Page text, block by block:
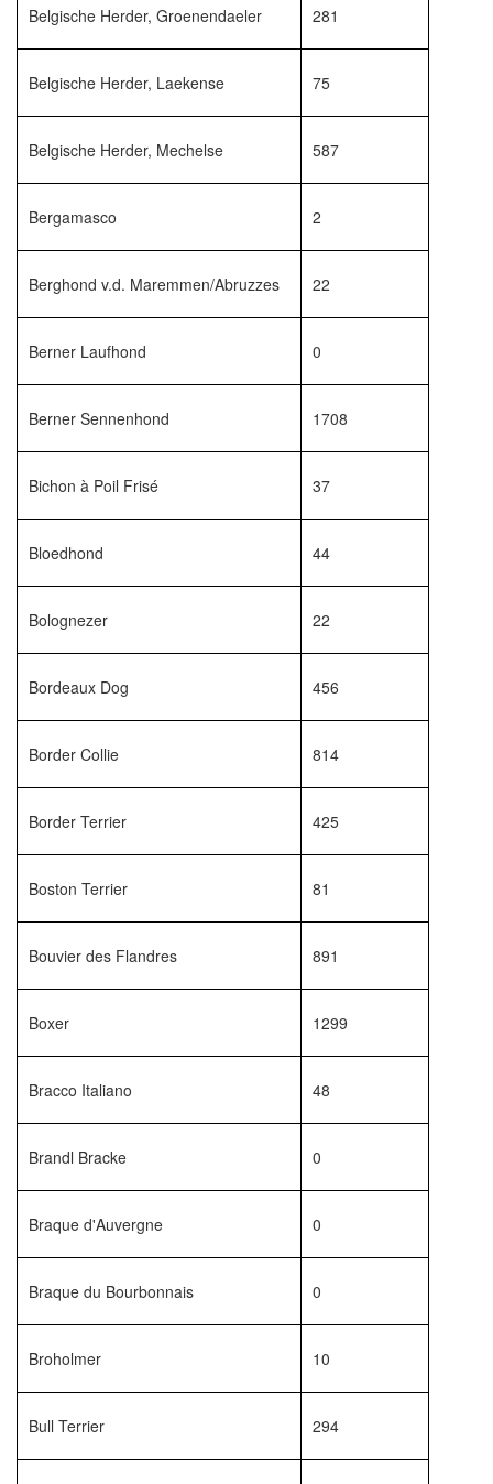
Belgische Herder, Groenendaeler 281
Belgische Herder, Laekense 75
Belgische Herder, Mechelse 587
Bergamasco 2
Berghond v.d. Maremmen/Abruzzes 22
Berner Laufhond 0
Berner Sennenhond 1708
Bichon à Poil Frisé 37
Bloedhond 44
Bolognezer 22
Bordeaux Dog 456
Border Collie 814
Border Terrier 425
Boston Terrier 81
Bouvier des Flandres 891
Boxer 1299
Bracco Italiano 48
Brandl Bracke 0
Braque d'Auvergne 0
Braque du Bourbonnais 0
Broholmer 10
Bull Terrier 294